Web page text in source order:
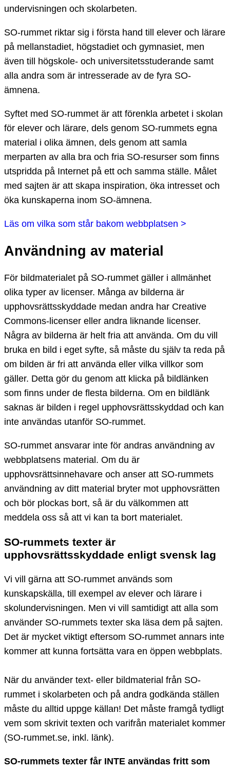
undervisningen och skolarbeten.
SO-rummet riktar sig i första hand till elever och lärare
på mellanstadiet, högstadiet och gymnasiet, men
även till högskole- och universitetsstuderande samt
alla andra som är intresserade av de fyra SO-
ämnena.
Syftet med SO-rummet är att förenkla arbetet i skolan
för elever och lärare, dels genom SO-rummets egna
material i olika ämnen, dels genom att samla
merparten av alla bra och fria SO-resurser som finns
utspridda på Internet på ett och samma ställe. Målet
med sajten är att skapa inspiration, öka intresset och
öka kunskaperna inom SO-ämnena.
Läs om vilka som står bakom webbplatsen >
Användning av material
För bildmaterialet på SO-rummet gäller i allmänhet
olika typer av licenser. Många av bilderna är
upphovsrättsskyddade medan andra har Creative
Commons-licenser eller andra liknande licenser.
Några av bilderna är helt fria att använda. Om du vill
bruka en bild i eget syfte, så måste du själv ta reda på
om bilden är fri att använda eller vilka villkor som
gäller. Detta gör du genom att klicka på bildlänken
som finns under de flesta bilderna. Om en bildlänk
saknas är bilden i regel upphovsrättsskyddad och kan
inte användas utanför SO-rummet.
SO-rummet ansvarar inte för andras användning av
webbplatsens material. Om du är
upphovsrättsinnehavare och anser att SO-rummets
användning av ditt material bryter mot upphovsrätten
och bör plockas bort, så är du välkommen att
meddela oss så att vi kan ta bort materialet.
SO-rummets texter är
upphovsrättsskyddade enligt svensk lag
Vi vill gärna att SO-rummet används som
kunskapskälla, till exempel av elever och lärare i
skolundervisningen. Men vi vill samtidigt att alla som
använder SO-rummets texter ska läsa dem på sajten.
Det är mycket viktigt eftersom SO-rummet annars inte
kommer att kunna fortsätta vara en öppen webbplats.
När du använder text- eller bildmaterial från SO-
rummet i skolarbeten och på andra godkända ställen
måste du alltid uppge källan! Det måste framgå tydligt
vem som skrivit texten och varifrån materialet kommer
(SO-rummet.se, inkl. länk).
SO-rummets texter får INTE användas fritt som